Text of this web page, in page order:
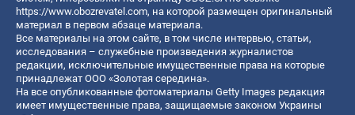
https://www.obozrevatel.com, на которой размещен оригинальный
материал в первом абзаце материала.
Все материалы на этом сайте, в том числе интервью, статьи,
исследования – служебные произведения журналистов
редакции, исключительные имущественные права на которые
принадлежат ООО «Золотая середина».
На все опубликованные фотоматериалы Getty Images редакция
имеет имущественные права, защищаемые законом Украины